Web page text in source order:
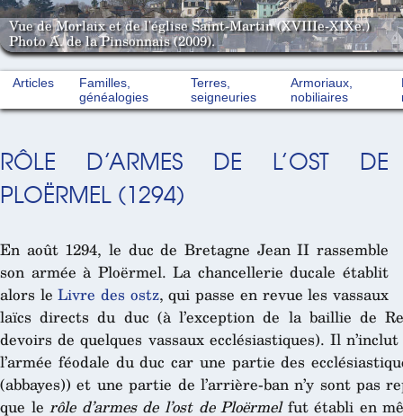
Vue de Morlaix et de l'église Saint-Martin (XVIIIe-XIXe.)
Photo A. de la Pinsonnais (2009).
Articles
Familles,
généalogies
Terres,
seigneuries
Armoriaux,
nobiliaires
RÔLE D’ARMES DE L’OST DE
PLOËRMEL (1294)
En août 1294, le duc de Bretagne Jean II rassemble
son armée à Ploërmel. La chancellerie ducale établit
alors leLivre des ostz, qui passe en revue les vassaux
laïcs directs du duc (à l’exception de la baillie de
devoirs de quelques vassaux ecclésiastiques). Il
l’armée féodale du duc car une partie des
(abbayes)) et une partie de l’arrière-ban n’y sont pas
que lerôle d’armes de l’ost de Ploërmelfut établi en